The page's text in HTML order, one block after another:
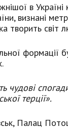
в
визнані
творить світ
чудові
терції».
Палац